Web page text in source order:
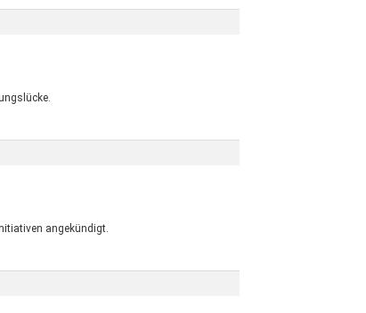
angekündigt.